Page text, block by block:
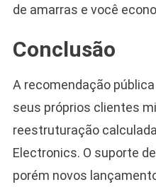
de amarras e você
Conclusão
A recomendação
seus próprios clientes
reestruturação
Electronics. O suporte
porém novos